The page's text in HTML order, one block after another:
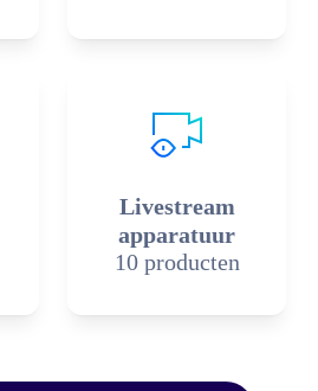
Livestream
apparatuur
10 producten